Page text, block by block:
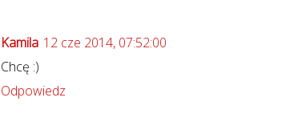
Kamila 12 cze 2014, 07:52:00
Chcę :)
Odpowiedz